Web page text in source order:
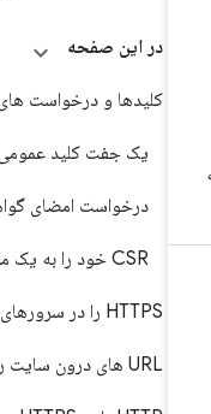
در این صفحه
کلیدها و درخواست های
یک جفت کلید عمومی/
درخواست امضای گواهی
CSR خود را به یک مرجع گواهی ارسال کنید
HTTPS را در سرورهای خود فعال کنید
URL های درون سایت را نسبی کنید